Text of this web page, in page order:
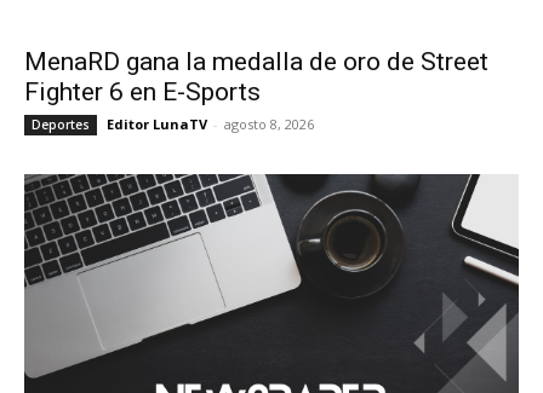
MenaRD gana la medalla de oro de Street
Fighter 6 en E-Sports
Deportes Editor LunaTV - agosto 8, 2026